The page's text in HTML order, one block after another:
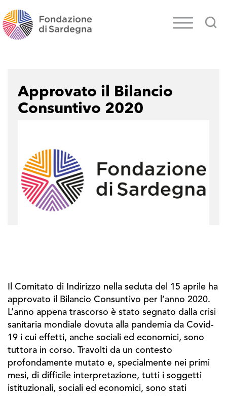
Approvato il Bilancio
Consuntivo 2020
Il Comitato di Indirizzo nella seduta del 15 aprile ha
approvato il Bilancio Consuntivo per l’anno 2020.
L’anno appena trascorso è stato segnato dalla crisi
sanitaria mondiale dovuta alla pandemia da Covid-
19 i cui effetti, anche sociali ed economici, sono
tuttora in corso. Travolti da un contesto
profondamente mutato e, specialmente nei primi
mesi, di difficile interpretazione, tutti i soggetti
istituzionali, sociali ed economici, sono stati